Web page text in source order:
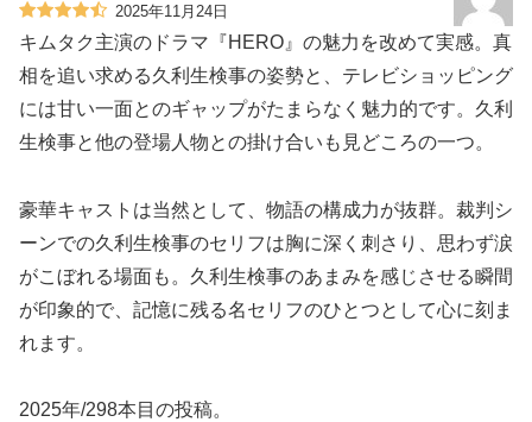
2025年11月24日
キムタク主演のドラマ『HERO』の魅力を改めて実感。真
相を追い求める久利生検事の姿勢と、テレビショッピング
には甘い一面とのギャップがたまらなく魅力的です。久利
生検事と他の登場人物との掛け合いも見どころの一つ。
豪華キャストは当然として、物語の構成力が抜群。裁判シ
ーンでの久利生検事のセリフは胸に深く刺さり、思わず涙
がこぼれる場面も。久利生検事のあまみを感じさせる瞬間
が印象的で、記憶に残る名セリフのひとつとして心に刻ま
れます。
2025年/298本目の投稿。